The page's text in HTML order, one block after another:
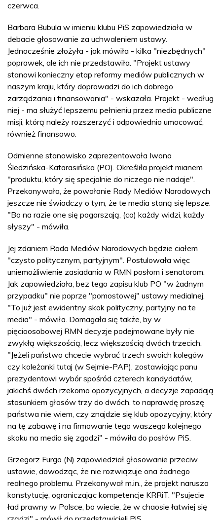
czerwca.
Barbara Bubula w imieniu klubu PiS zapowiedziała w
debacie głosowanie za uchwaleniem ustawy.
Jednocześnie złożyła - jak mówiła - kilka "niezbędnych"
poprawek, ale ich nie przedstawiła. "Projekt ustawy
stanowi konieczny etap reformy mediów publicznych w
naszym kraju, który doprowadzi do ich dobrego
zarządzania i finansowania" - wskazała. Projekt - według
niej - ma służyć lepszemu pełnieniu przez media publiczne
misji, którą należy rozszerzyć i odpowiednio umocować,
również finansowo.
Odmienne stanowisko zaprezentowała Iwona
Śledzińska-Katarasińska (PO). Określiła projekt mianem
"produktu, który się specjalnie do niczego nie nadaje".
Przekonywała, że powołanie Rady Mediów Narodowych
jeszcze nie świadczy o tym, że te media staną się lepsze.
"Bo na razie one się pogarszają, (co) każdy widzi, każdy
słyszy" - mówiła.
Jej zdaniem Rada Mediów Narodowych będzie ciałem
"czysto politycznym, partyjnym". Postulowała więc
uniemożliwienie zasiadania w RMN posłom i senatorom.
Jak zapowiedziała, bez tego zapisu klub PO "w żadnym
przypadku" nie poprze "pomostowej" ustawy medialnej.
"To już jest ewidentny skok polityczny, partyjny na te
media" - mówiła. Domagała się także, by w
pięcioosobowej RMN decyzje podejmowane były nie
zwykłą większością, lecz większością dwóch trzecich.
"Jeżeli państwo chcecie wybrać trzech swoich kolegów
czy koleżanki tutaj (w Sejmie-PAP), zostawiając panu
prezydentowi wybór spośród czterech kandydatów,
jakichś dwóch rzekomo opozycyjnych, a decyzje zapadają
stosunkiem głosów trzy do dwóch, to naprawdę proszę
państwa nie wiem, czy znajdzie się klub opozycyjny, który
na tę zabawę i na firmowanie tego waszego kolejnego
skoku na media się zgodzi" - mówiła do posłów PiS.
Grzegorz Furgo (N) zapowiedział głosowanie przeciw
ustawie, dowodząc, że nie rozwiązuje ona żadnego
realnego problemu. Przekonywał m.in., że projekt narusza
konstytucję, ograniczając kompetencje KRRiT. "Psujecie
ład prawny w Polsce, bo wiecie, że w chaosie łatwiej się